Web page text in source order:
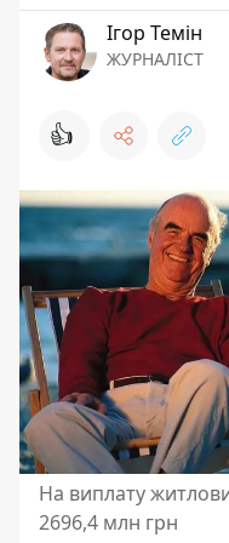
Ігор Темін
ЖУРНАЛІСТ
👍
На виплату
2696,4 млн грн